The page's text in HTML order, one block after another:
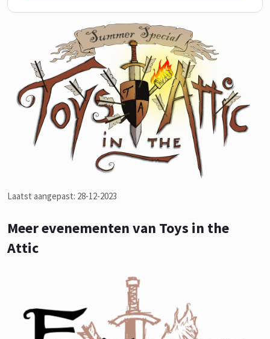
Laatst aangepast: 28-12-2023
Meer evenementen van Toys in the
Attic